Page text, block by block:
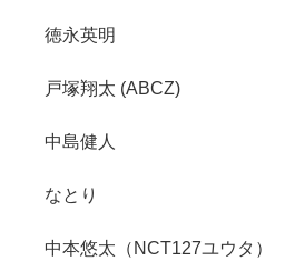
徳永英明
戸塚翔太 (ABCZ)
中島健人
なとり
中本悠太（NCT127ユウタ）